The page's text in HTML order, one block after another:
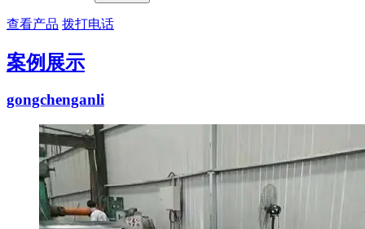
查看产品 拨打电话
案例展示
gongchenganli